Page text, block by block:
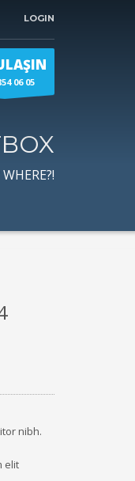
LOGIN
06 05
nibh.
elit